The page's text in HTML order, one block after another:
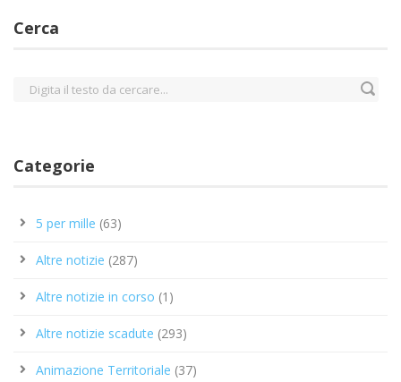
Cerca
Categorie
5 per mille (63)
Altre notizie (287)
Altre notizie in corso (1)
Altre notizie scadute (293)
Animazione Territoriale (37)